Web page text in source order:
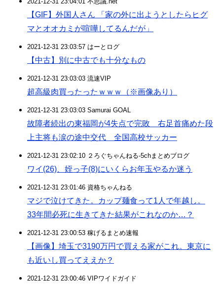
【GIF】外国人さん 「家の外に出ようとしたらヒグ
マとオオカミが喧嘩してるんだが」
2021-12-31 23:03:57 はーとログ
【中古】別に中古でも十分なもの
2021-12-31 23:03:03 流速VIP
超高級肉買ったったｗｗｗ（※画像あり）
2021-12-31 23:03:03 Samurai GOAL
故障者続出の東福岡が4失点で完敗 右足首痛めた段
上主将も涙の途中交代 全国高校サッカー
2021-12-31 23:02:10 ２ろぐちゃんねる-5chまとめブログ
ワイ(26)、姪っ子(8)にいくらお年玉やるか迷う
2021-12-31 23:01:46 資格ちゃんねる
マジで泣けてきた。カップ麺食って1人で年越し。
33年間必死に生きてきた結果がこれなのか…？
2021-12-31 23:00:53 稼げるまとめ速報
【画像】埼玉で3190万円で買える家がこれ。東京に
も近いし買ってええか？
2021-12-31 23:00:46 VIPワイドガイド